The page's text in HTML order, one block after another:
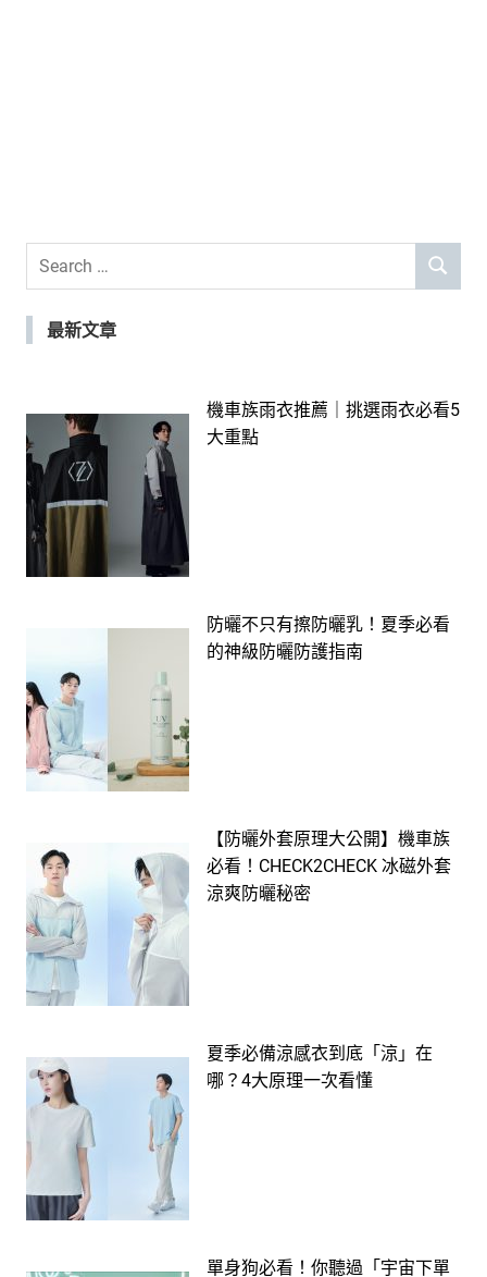
Search
SEARCH
最新文章
機車族雨衣推薦｜挑選雨衣必看5
大重點
防曬不只有擦防曬乳！夏季必看
的神級防曬防護指南
【防曬外套原理大公開】機車族
必看！CHECK2CHECK 冰磁外套
涼爽防曬秘密
夏季必備涼感衣到底「涼」在
哪？4大原理一次看懂
單身狗必看！你聽過「宇宙下單